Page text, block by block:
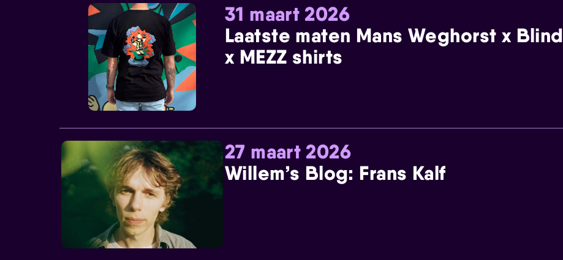
31 maart 2026
Laatste maten Mans Weghorst x
x MEZZ shirts
27 maart 2026
Willem’s Blog: Frans Kalf